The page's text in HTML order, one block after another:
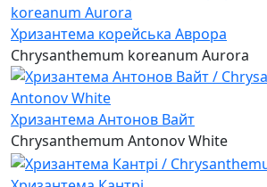
Хризантема корейська Аврора
Chrysanthemum koreanum Aurora
Хризантема Антонов Вайт
Chrysanthemum Antonov White